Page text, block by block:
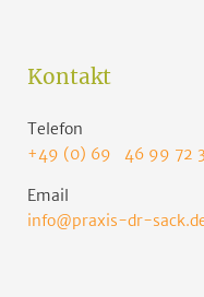
Kontakt
Telefon
+49 (0) 69 46 99 72
Email
info@praxis-dr-